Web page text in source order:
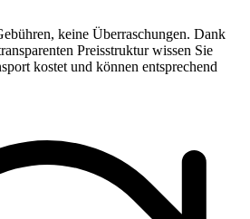
keine Überraschungen. Dank
Preisstruktur wissen Sie
kostet und können entsprechend